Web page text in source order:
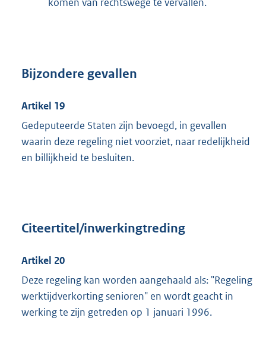
Bijzondere gevallen
Artikel 19
Gedeputeerde Staten zijn bevoegd, in gevallen
waarin deze regeling niet voorziet, naar redelijkheid
en billijkheid te besluiten.
Citeertitel/inwerkingtreding
Artikel 20
Deze regeling kan worden aangehaald als: "Regeling
werktijdverkorting senioren" en wordt geacht in
werking te zijn getreden op 1 januari 1996.